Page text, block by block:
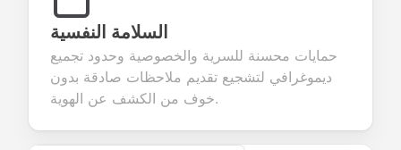
السلامة النفسية
حمايات محسنة للسرية والخصوصية وحدود تجميع
ديموغرافي لتشجيع تقديم ملاحظات صادقة بدون
خوف من الكشف عن الهوية.